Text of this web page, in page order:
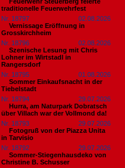
traditionelle Feuerwehrfest
Nr. 18797
02.08.2026
Vernissage Eröffnung in
Grosskirchheim
Nr. 18796
02.08.2026
Szenische Lesung mit Chris
Lohner im Wirtstadl in
Rangersdorf
Nr. 18795
01.08.2026
Sommer Einkaufsnacht in der
Tiebelstadt
Nr. 18794
29.07.2026
Hurra, am Naturpark Dobratsch
über Villach war der Vollmond da!
Nr. 18793
29.07.2026
Fotogruß von der Piazza Unita
in Tarvisio
Nr. 18792
29.07.2026
Sommer-Stiegenhausdeko von
Christine B. Schusser